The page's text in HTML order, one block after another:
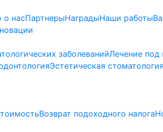
о насПартнерыНаградыНаши работы
заболеванийЛечение под
Эстетическая стоматология
Возврат подоходного налога